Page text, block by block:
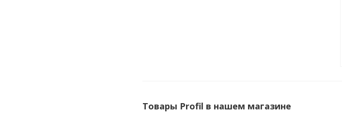
Товары Profil в нашем магазине